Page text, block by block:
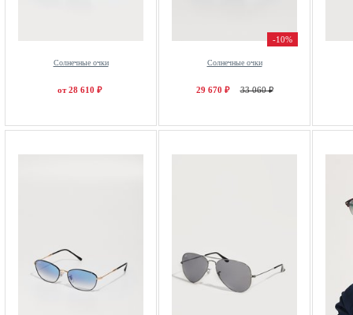
Солнечные очки
от 28 610 ₽
-10%
Солнечные очки
29 670 ₽ 33 060 ₽